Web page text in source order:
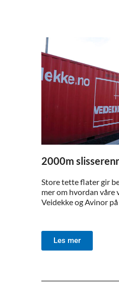
2000m
Store tette flater gir
mer om hvordan
Veidekke og Avinor
Les mer